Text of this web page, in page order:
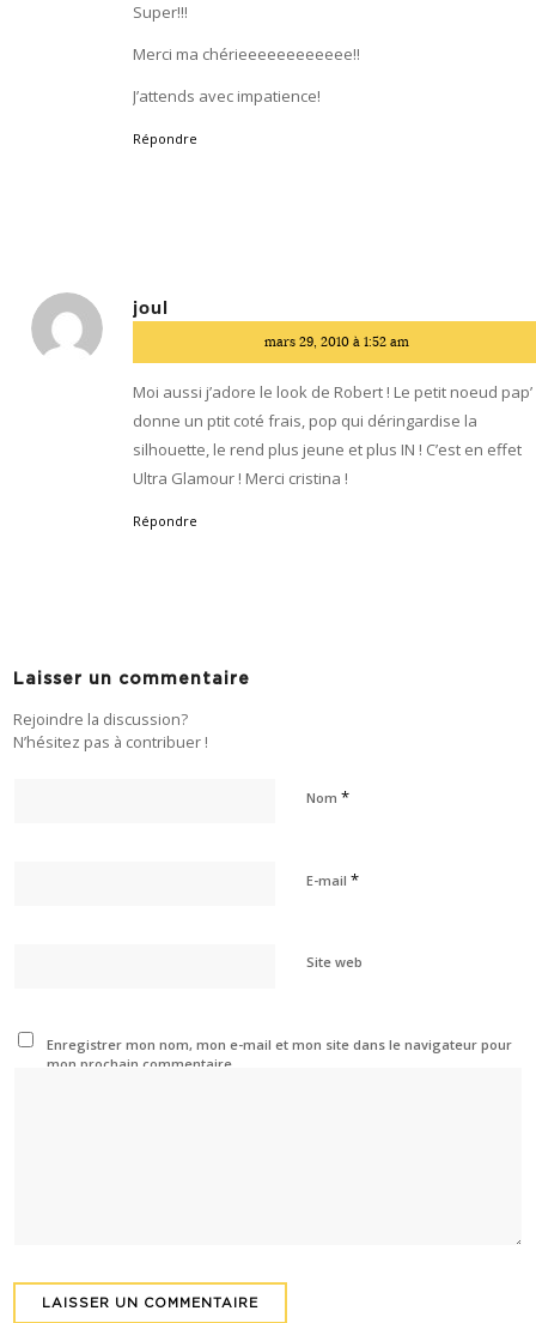
Super!!!
Merci ma chérieeeeeeeeeeee!!
J’attends avec impatience!
Répondre
joul
mars 29, 2010 à 1:52 am
Moi aussi j’adore le look de Robert ! Le petit noeud pap’
donne un ptit coté frais, pop qui déringardise la
silhouette, le rend plus jeune et plus IN ! C’est en effet
Ultra Glamour ! Merci cristina !
Répondre
Laisser un commentaire
Rejoindre la discussion?
N’hésitez pas à contribuer !
Nom*
E-mail*
Site web
Enregistrer mon nom, mon e-mail et mon site dans le navigateur pour
mon prochain commentaire.